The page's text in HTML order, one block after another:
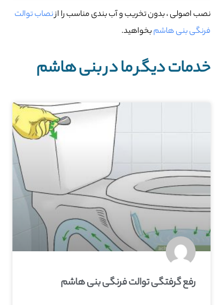
نصب اصولی ، بدون تخریب و آب بندی مناسب را ازنصاب توالت
فرنگی بنی هاشمبخواهید.
خدمات دیگر ما در بنی هاشم
رفع گرفتگی توالت فرنگی بنی هاشم